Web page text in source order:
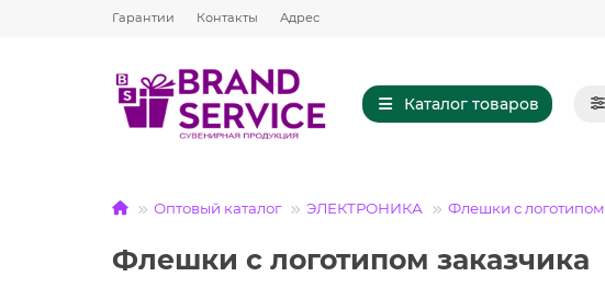
Гарантии Контакты Адрес
Каталог товаров
Оптовый каталог ЭЛЕКТРОНИКА Флешки с логотипом
Флешки с логотипом заказчика